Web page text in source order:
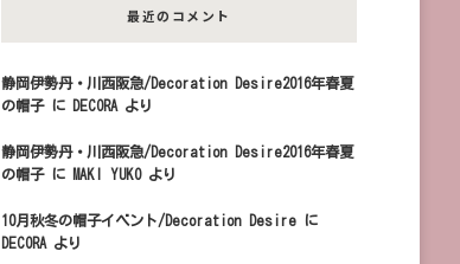
最近のコメント
静岡伊勢丹・川西阪急/Decoration Desire2016年春夏
の帽子に DECORAより
静岡伊勢丹・川西阪急/Decoration Desire2016年春夏
の帽子に MAKI YUKOより
10月秋冬の帽子イベント/Decoration Desireに
DECORAより